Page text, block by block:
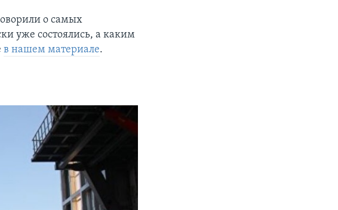
о самых
уже состоялись, а каким
в нашем материале.